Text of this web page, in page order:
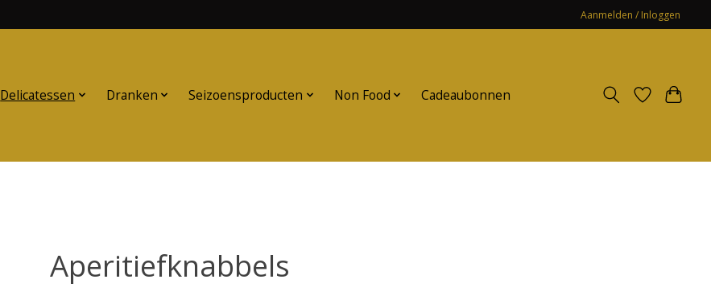
Aanmelden / Inloggen
Delicatessen Dranken Seizoensproducten Non Food Cadeaubonnen
Aperitiefknabbels